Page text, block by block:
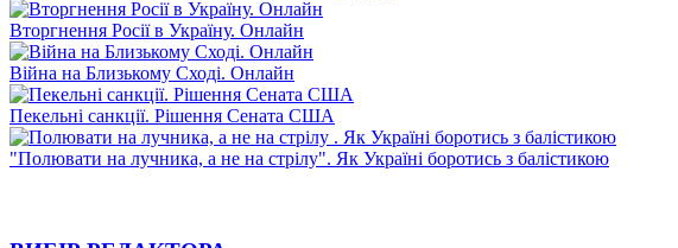
Вторгнення Росії в Україну. Онлайн
Війна на Близькому Сході. Онлайн
Пекельні санкції. Рішення Сената США
"Полювати на лучника, а не на стрілу". Як Україні боротись з балістикою